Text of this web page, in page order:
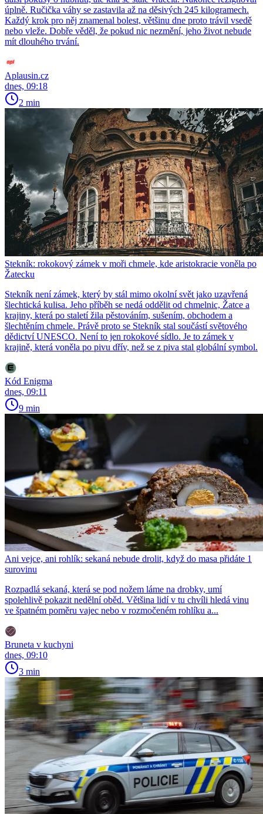
úplně. Ručička váhy se zastavila až na děsivých 245 kilogramech.
Každý krok pro něj znamenal bolest, většinu dne proto trávil vsedě
nebo vleže. Dobře věděl, že pokud nic nezmění, jeho život nebude
mít dlouhého trvání.
Aplausin.cz
dnes, 09:18
2 min
Stekník: rokokový zámek v moři chmele, kde aristokracie voněla po
Žatecku
Stekník není zámek, který by stál mimo okolní svět jako uzavřená
šlechtická kulisa. Jeho příběh se nedá oddělit od chmelnic, Žatce a
krajiny, která po staletí žila pěstováním, sušením, obchodem a
šlechtěním chmele. Právě proto se Stekník stal součástí světového
dědictví UNESCO. Není to jen rokokové sídlo. Je to zámek v
krajině, která voněla po pivu dřív, než se z piva stal globální symbol.
Kód Enigma
dnes, 09:11
9 min
Ani vejce, ani rohlík: sekaná nebude drolit, když do masa přidáte 1
surovinu
Rozpadlá sekaná, která se pod nožem láme na drobky, umí
spolehlivě pokazit nedělní oběd. Většina lidí v tu chvíli hledá vinu
ve špatném poměru vajec nebo v rozmočeném rohlíku a...
Bruneta v kuchyni
dnes, 09:10
3 min